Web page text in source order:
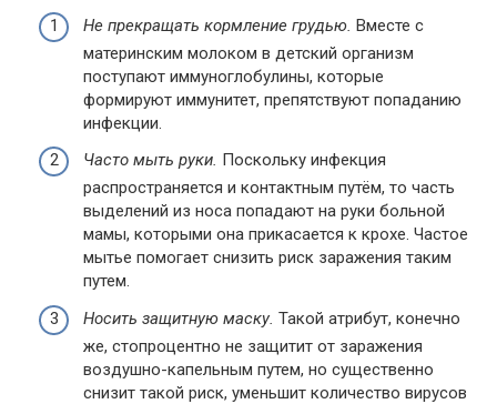
Не прекращать кормление грудью. Вместе с
материнским молоком в детский организм
поступают иммуноглобулины, которые
формируют иммунитет, препятствуют попаданию
инфекции.
Часто мыть руки. Поскольку инфекция
распространяется и контактным путём, то часть
выделений из носа попадают на руки больной
мамы, которыми она прикасается к крохе. Частое
мытье помогает снизить риск заражения таким
путем.
Носить защитную маску. Такой атрибут, конечно
же, стопроцентно не защитит от заражения
воздушно-капельным путем, но существенно
снизит такой риск, уменьшит количество вирусов